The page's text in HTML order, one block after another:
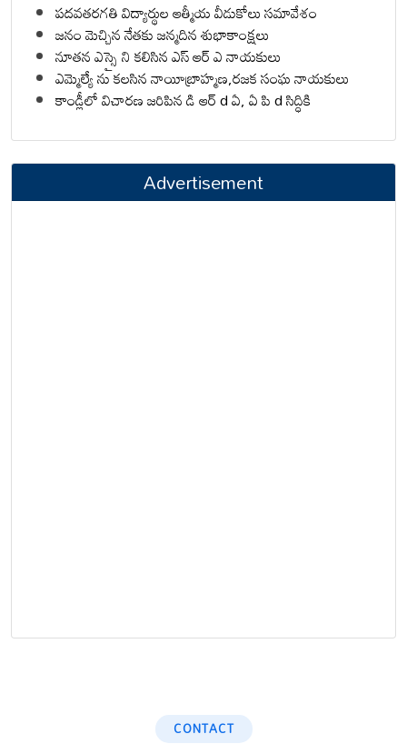
పదవతరగతి విద్యార్థుల ఆత్మీయ వీడుకోలు సమావేశం
జనం మెచ్చిన నేతకు జన్మదిన శుభాకాంక్షలు
నూతన ఎస్సై ని కలిసిన ఎస్ ఆర్ ఎ నాయకులు
ఎమ్మెల్యే ను కలసిన నాయీబ్రాహ్మణ,రజక సంఘ నాయకులు
కాండ్లీలో విచారణ జరిపిన డి ఆర్ d ఏ, ఏ పి d సిద్ధికి
Advertisement
CONTACT